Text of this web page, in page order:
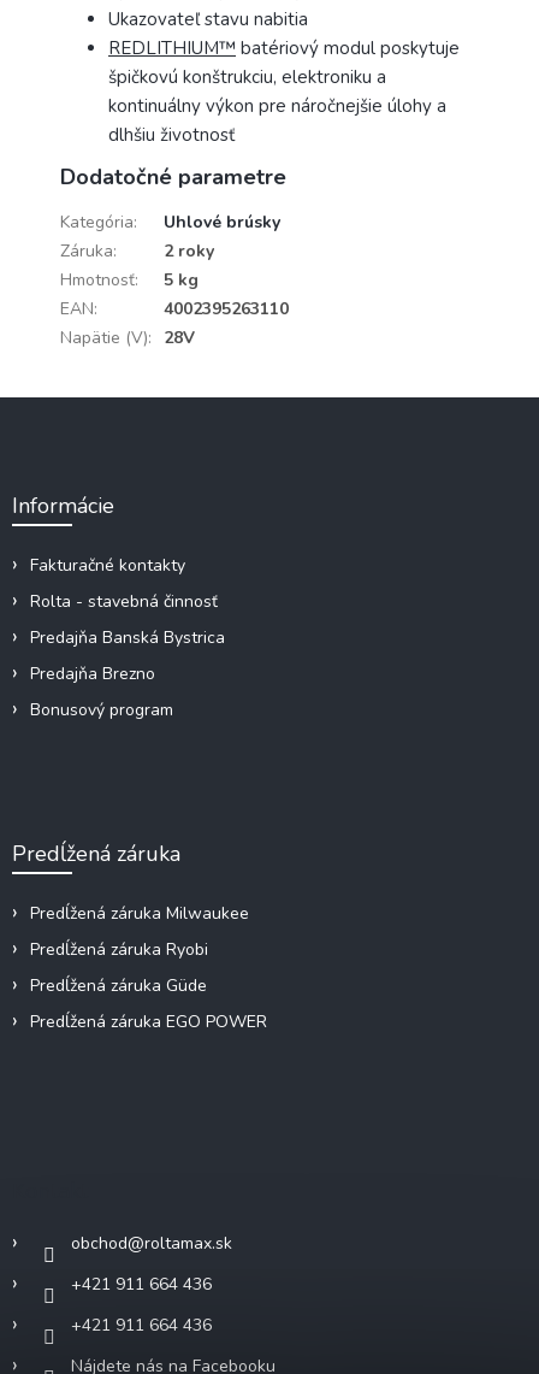
Ukazovateľ stavu nabitia
REDLITHIUM™ batériový modul poskytuje
špičkovú konštrukciu, elektroniku a
kontinuálny výkon pre náročnejšie úlohy a
dlhšiu životnosť
Dodatočné parametre
Kategória:
Uhlové brúsky
Záruka:
2 roky
Hmotnosť:
5 kg
EAN:
4002395263110
Napätie (V): 28V
Informácie
Fakturačné kontakty
Rolta - stavebná činnosť
Predajňa Banská Bystrica
Predajňa Brezno
Bonusový program
Predĺžená záruka
Predĺžená záruka Milwaukee
Predĺžená záruka Ryobi
Predĺžená záruka Güde
Predĺžená záruka EGO POWER
obchod@roltamax.sk
+421 911 664 436
+421 911 664 436
Nájdete nás na Facebooku